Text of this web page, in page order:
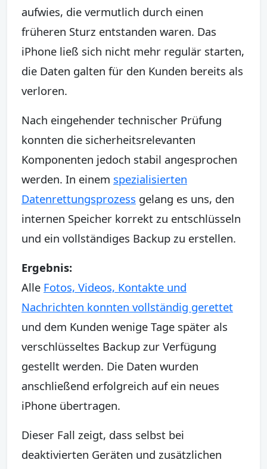
aufwies, die vermutlich durch einen
früheren Sturz entstanden waren. Das
iPhone ließ sich nicht mehr regulär starten,
die Daten galten für den Kunden bereits als
verloren.
Nach eingehender technischer Prüfung
konnten die sicherheitsrelevanten
Komponenten jedoch stabil angesprochen
werden. In einem spezialisierten
Datenrettungsprozess gelang es uns, den
internen Speicher korrekt zu entschlüsseln
und ein vollständiges Backup zu erstellen.
Ergebnis:
Alle Fotos, Videos, Kontakte und
Nachrichten konnten vollständig gerettet
und dem Kunden wenige Tage später als
verschlüsseltes Backup zur Verfügung
gestellt werden. Die Daten wurden
anschließend erfolgreich auf ein neues
iPhone übertragen.
Dieser Fall zeigt, dass selbst bei
deaktivierten Geräten und zusätzlichen